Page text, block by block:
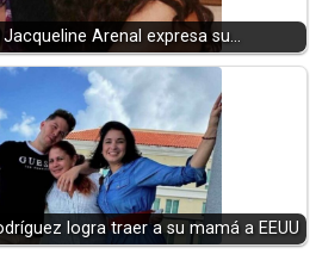
Arenal expresa su…
logra traer a su mamá a EEUU